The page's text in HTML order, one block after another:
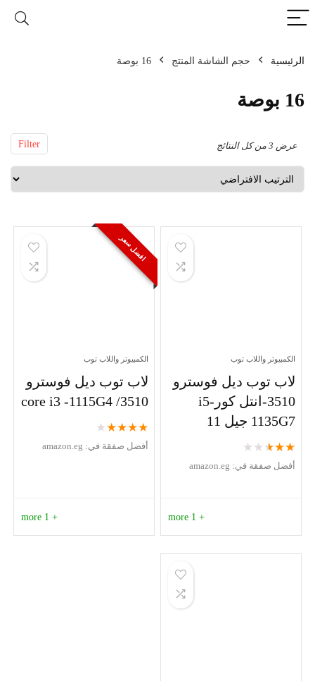
الرئيسية حجم الشاشة المنتج 16 بوصة
16 بوصة
Filter عرض ⁦3⁩ من كل النتائج
الكمبيوتر واللاب توب
لاب توب ديل فوسترو
3510-انتل كورi5-
1135G7 جيل 11
★
★
★
★
★
أفضل صفقة في: amazon.eg
+ 1 more
افضل سعر
الكمبيوتر واللاب توب
لاب توب ديل فوسترو
3510/ core i3 -1115G4
★
★
★
★
★
أفضل صفقة في: amazon.eg
+ 1 more